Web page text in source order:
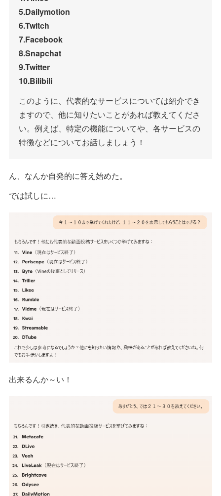
5.Dailymotion
6.Twitch
7.Facebook
8.Snapchat
9.Twitter
10.Bilibili
このように、代表的なサービスについては紹介でき
ますので、他に知りたいことがあれば教えてくださ
い。例えば、特定の機能についてや、各サービスの
特徴などについてお話しましょう！
ん、なんか自発的に答え始めた。
では試しに…
出来るんか～い！